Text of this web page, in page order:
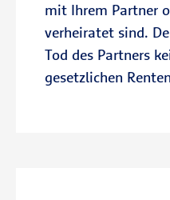
mit Ihrem Partner
verheiratet sind.
Tod des Partners
gesetzlichen